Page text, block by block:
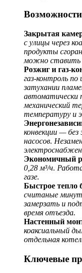
Возможности
Закрытая
с улицы через
продукты
можно ставить
Розжиг и газ-
газ-контроль по
затухании
автоматически
механический
температуру и
конвекции —
насосов.
Экономичный
0,28 м³/ч.
газе.
Быстрое тепло
считаные
замерзать и
время отъезда.
Настенный
коаксиальный
отдельная
Ключевые